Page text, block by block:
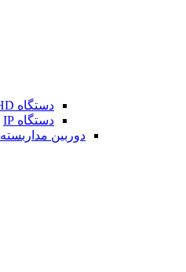
دستگاه HD
دستگاه IP
دوربین مداربسته